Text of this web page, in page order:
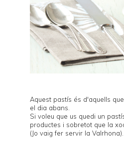
Aquest pastís és d'aquells
el dia abans.
Si voleu que us quedi un
productes i sobretot que la
(Jo vaig fer servir la Valrhona).